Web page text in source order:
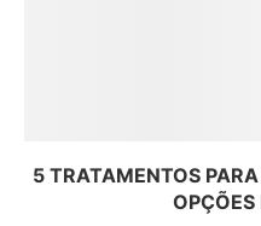
5 TRATAMENTOS